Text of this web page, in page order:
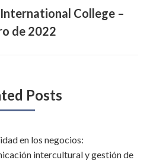
siguiente:
College –
de 2022
Posts
en los negocios:
intercultural y gestión de